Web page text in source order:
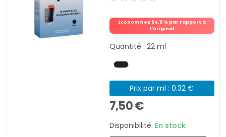
Économisez 64,11 % par rapport à
l'original
Quantité : 22 ml
Prix par ml : 0.32 €
7,50 €
Disponibilité: En stock